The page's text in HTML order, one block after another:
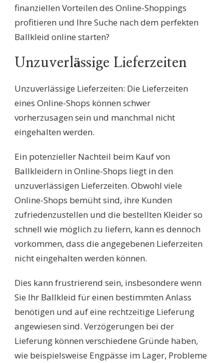
finanziellen Vorteilen des Online-Shoppings
profitieren und Ihre Suche nach dem perfekten
Ballkleid online starten?
Unzuverlässige Lieferzeiten
Unzuverlässige Lieferzeiten: Die Lieferzeiten
eines Online-Shops können schwer
vorherzusagen sein und manchmal nicht
eingehalten werden.
Ein potenzieller Nachteil beim Kauf von
Ballkleidern in Online-Shops liegt in den
unzuverlässigen Lieferzeiten. Obwohl viele
Online-Shops bemüht sind, ihre Kunden
zufriedenzustellen und die bestellten Kleider so
schnell wie möglich zu liefern, kann es dennoch
vorkommen, dass die angegebenen Lieferzeiten
nicht eingehalten werden können.
Dies kann frustrierend sein, insbesondere wenn
Sie Ihr Ballkleid für einen bestimmten Anlass
benötigen und auf eine rechtzeitige Lieferung
angewiesen sind. Verzögerungen bei der
Lieferung können verschiedene Gründe haben,
wie beispielsweise Engpässe im Lager, Probleme